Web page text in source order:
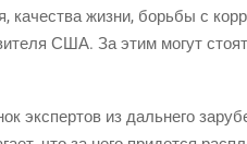
каче­ства жиз­ни, борь­бы с
США. За этим могут
экс­пер­тов из даль­не­го